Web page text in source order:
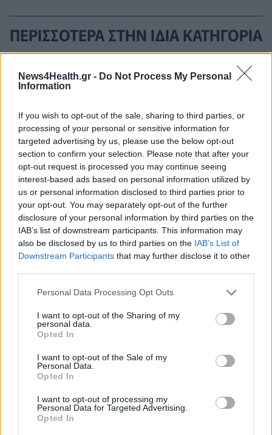
News4Health.gr - Do Not Process My Personal
Information
If you wish to opt-out of the sale, sharing to third parties, or
processing of your personal or sensitive information for
targeted advertising by us, please use the below opt-out
section to confirm your selection. Please note that after your
opt-out request is processed you may continue seeing
interest-based ads based on personal information utilized by
us or personal information disclosed to third parties prior to
your opt-out. You may separately opt-out of the further
disclosure of your personal information by third parties on the
IAB’s list of downstream participants. This information may
also be disclosed by us to third parties on the IAB’s List of
Downstream Participants that may further disclose it to other
Personal Data Processing Opt Outs
I want to opt-out of the Sharing of my
personal data.
Opted In
I want to opt-out of the Sale of my
Personal Data.
Opted In
I want to opt-out of processing my
Personal Data for Targeted Advertising.
Opted In
ΠΕΡΙΣΣΟΤΕΡΑ ΣΤΗΝ ΙΔΙΑ ΚΑΤΗΓΟΡΙΑ
Απάντηση Κικίλια σε Τσίπρα: Ψευδή
τα στοιχεία που έδωσε για το
06 Νοεμβρίου 2020
Ο χάρτης του κορονοϊού:
Θεσσαλονίκη και Αττική
παραμένουν στην «εντατική»
ΣΧΕΤΙΚΑ ΑΡΘΡΑ